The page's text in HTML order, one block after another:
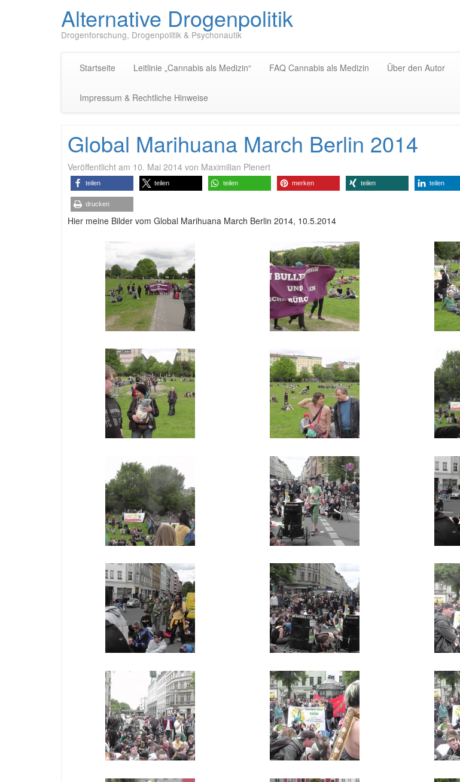
Alternative Drogenpolitik
Drogenforschung, Drogenpolitik & Psychonautik
Startseite Leitlinie „Cannabis als Medizin“ FAQ Cannabis als Medizin Über den Autor
Impressum & Rechtliche Hinweise
Global Marihuana March Berlin 2014
Veröffentlicht am 10. Mai 2014 von Maximilian Plenert
teilen teilen teilen merken teilen teilen
drucken
Hier meine Bilder vom Global Marihuana March Berlin 2014, 10.5.2014